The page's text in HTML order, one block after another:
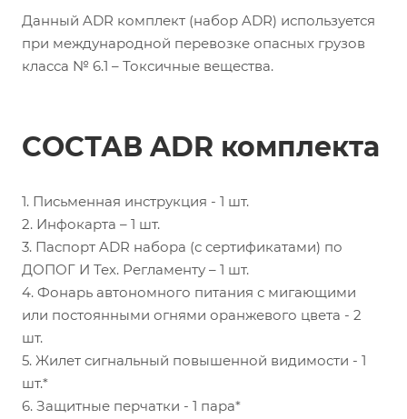
Данный ADR комплект (набор ADR) используется
при международной перевозке опасных грузов
класса № 6.1 – Токсичные вещества.
СОСТАВ ADR комплекта
1. Письменная инструкция - 1 шт.
2. Инфокарта – 1 шт.
3. Паспорт ADR набора (с сертификатами) по
ДОПОГ И Тех. Регламенту – 1 шт.
4. Фонарь автономного питания с мигающими
или постоянными огнями оранжевого цвета - 2
шт.
5. Жилет сигнальный повышенной видимости - 1
шт.*
6. Защитные перчатки - 1 пара*